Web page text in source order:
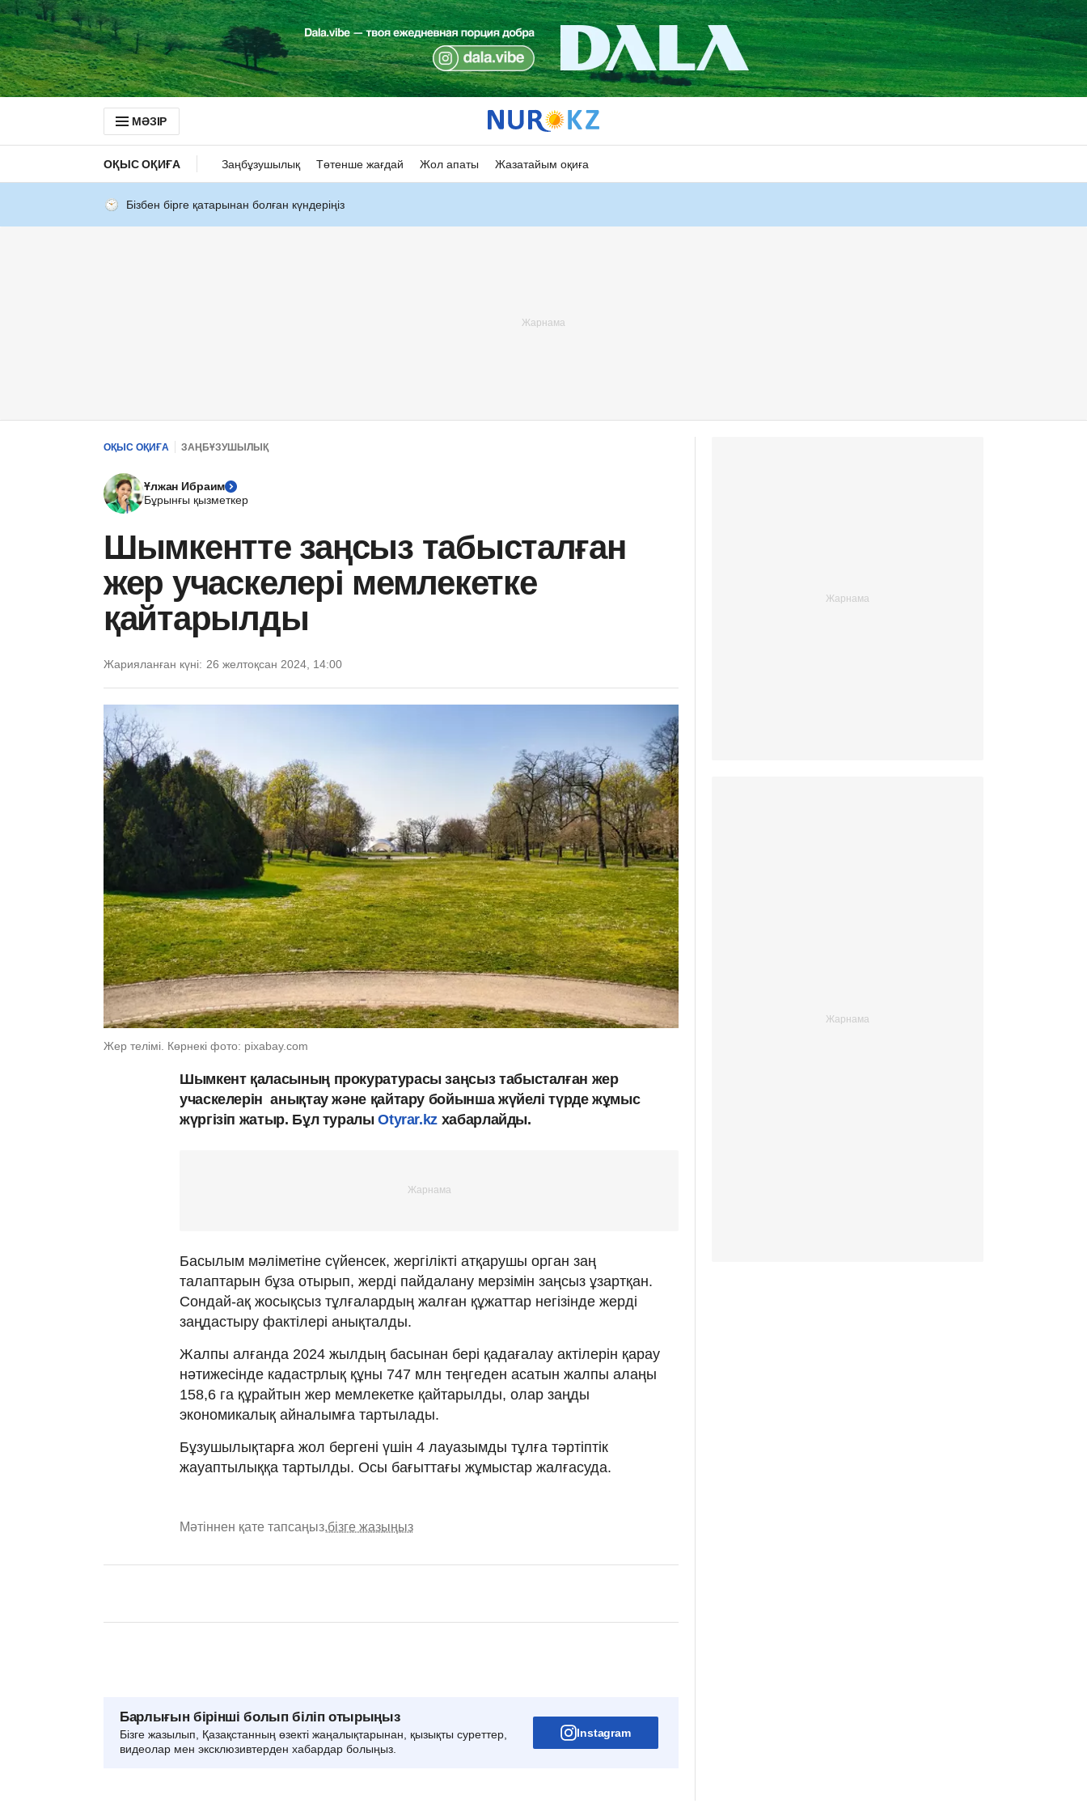
МӘЗІР
ОҚЫС ОҚИҒА Заңбұзушылық Төтенше жағдай Жол апаты Жазатайым оқиға
Бізбен бірге қатарынан болған күндеріңіз
ОҚЫС ОҚИҒА ЗАҢБҰЗУШЫЛЫҚ
Ұлжан Ибраим
Бұрынғы қызметкер
Шымкентте заңсыз табысталған
жер учаскелері мемлекетке
қайтарылды
Жарияланған күні: 26 желтоқсан 2024, 14:00
Жер телімі. Көрнекі фото: pixabay.com
Шымкент қаласының прокуратурасы заңсыз табысталған жер
учаскелерін анықтау және қайтару бойынша жүйелі түрде жұмыс
жүргізіп жатыр. Бұл туралыOtyrar.kz хабарлайды.
Басылым мәліметіне сүйенсек, жергілікті атқарушы орган заң
талаптарын бұза отырып, жерді пайдалану мерзімін заңсыз ұзартқан.
Сондай-ақ жосықсыз тұлғалардың жалған құжаттар негізінде жерді
заңдастыру фактілері анықталды.
Жалпы алғанда 2024 жылдың басынан бері қадағалау актілерін қарау
нәтижесінде кадастрлық құны 747 млн теңгеден асатын жалпы алаңы
158,6 га құрайтын жер мемлекетке қайтарылды, олар заңды
экономикалық айналымға тартылады.
Бұзушылықтарға жол бергені үшін 4 лауазымды тұлға тәртіптік
жауаптылыққа тартылды. Осы бағыттағы жұмыстар жалғасуда.
Мәтіннен қате тапсаңыз,бізге жазыңыз
Барлығын бірінші болып біліп отырыңыз
Бізге жазылып, Қазақстанның өзекті жаңалықтарынан, қызықты суреттер,
видеолар мен эксклюзивтерден хабардар болыңыз.
Instagram